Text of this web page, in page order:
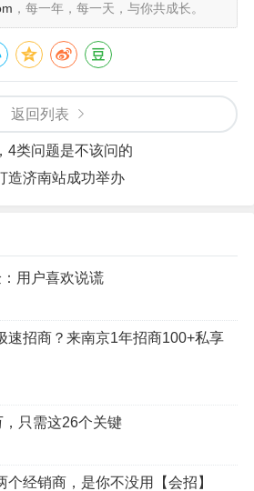
，每一年，每一天，与你共成长。
返回列表
4类问题是不该问的
造济南站成功举办
用户喜欢说谎
速招商？来南京1年招商100+私享
只需这26个关键
经销商，是你不没用【会招】